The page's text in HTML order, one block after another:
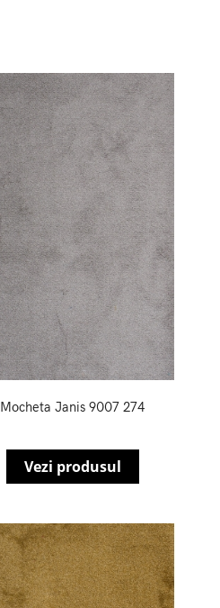
Mocheta Janis 9007 274
Vezi produsul